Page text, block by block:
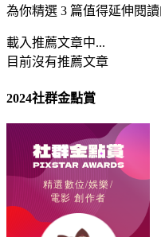
為你精選 3 篇值得延伸閱
載入推薦文章中...
目前沒有推薦文章
2024社群金點賞